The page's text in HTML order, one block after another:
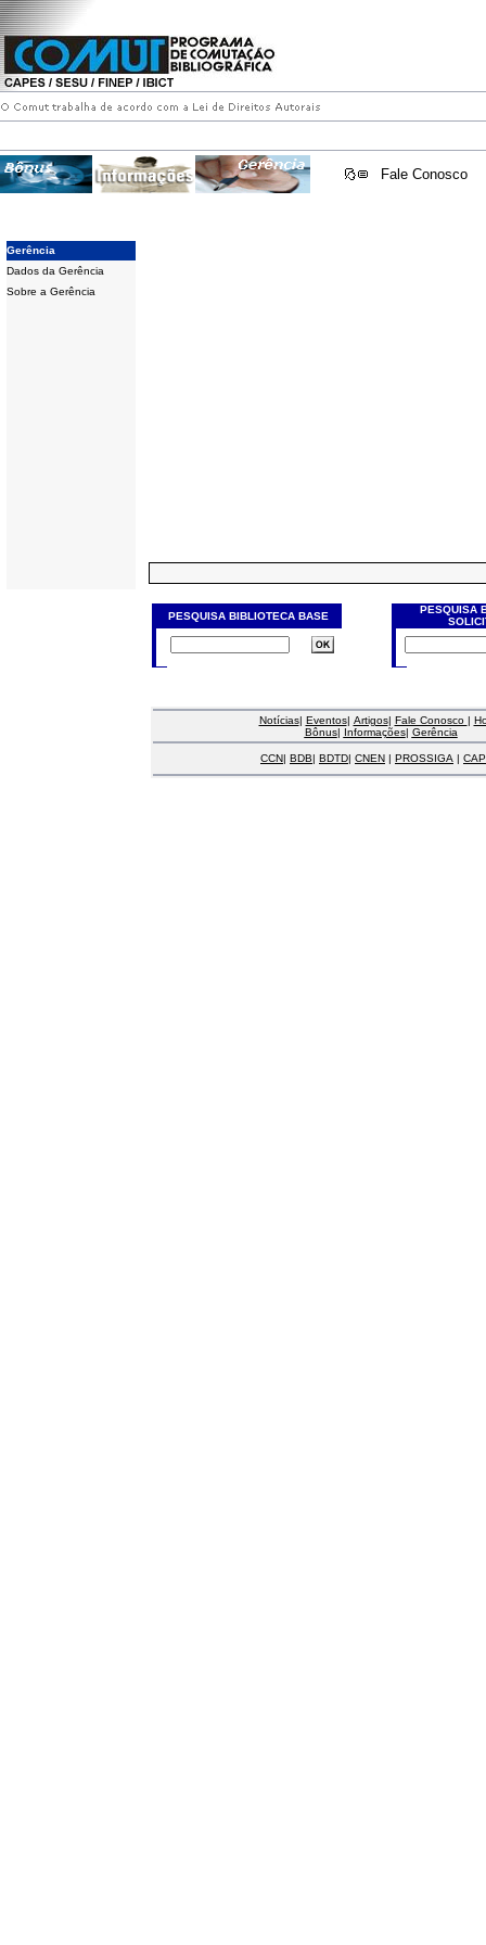
Fale Conosco
Gerência
Dados da Gerência
Sobre a Gerência
PESQUISA BIBLIOTECA BASE
PESQUISA
Notícias| Eventos| Artigos| Fale Conosco |
Bônus| Informações| Gerência
CCN| BDB| BDTD| CNEN | PROSSIGA |